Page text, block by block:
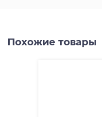
Похожие товары